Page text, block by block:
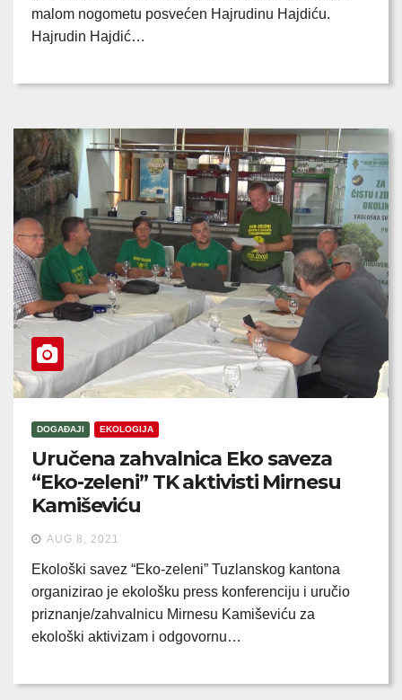
malom nogometu posvećen Hajrudinu Hajdiću.
Hajrudin Hajdić…
DOGAĐAJI EKOLOGIJA
Uručena zahvalnica Eko saveza
“Eko-zeleni” TK aktivisti Mirnesu
Kamiševiću
AUG 8, 2021
Ekološki savez “Eko-zeleni” Tuzlanskog kantona
organizirao je ekološku press konferenciju i uručio
priznanje/zahvalnicu Mirnesu Kamiševiću za
ekološki aktivizam i odgovornu…